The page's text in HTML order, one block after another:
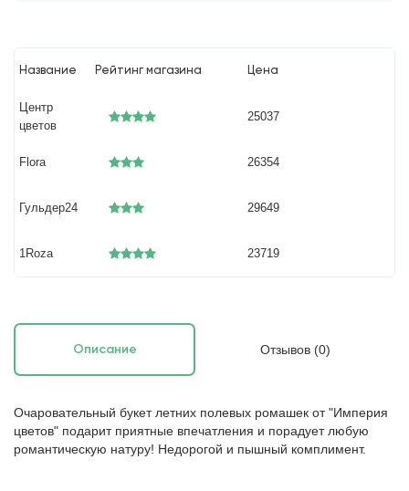
Название Рейтинг магазина Цена
Центр
цветов
25037
Flora 26354
Гульдер24 29649
1Roza 23719
Описание Отзывов (0)
Очаровательный букет летних полевых ромашек от "Империя
цветов" подарит приятные впечатления и порадует любую
романтическую натуру! Недорогой и пышный комплимент.